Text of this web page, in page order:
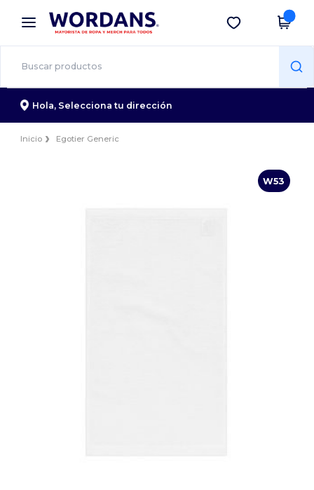
× App de Wordans
¡Mejores precios en app!
Descargar app
Hola, Selecciona tu dirección
Inicio Egotier Generic
W53